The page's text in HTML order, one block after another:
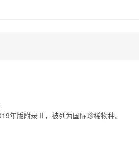
年版附录Ⅱ， 被列为国际珍稀物种。